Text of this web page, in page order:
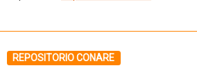
REPOSITORIO CONARE